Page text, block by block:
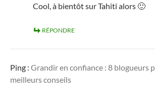
Cool, à bientôt sur Tahiti alors 🙂
RÉPONDRE
Ping : Grandir en confiance : 8 blogueurs
meilleurs conseils